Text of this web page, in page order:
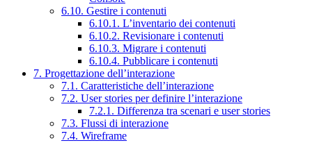
6.10. Gestire i contenuti
6.10.1. L’inventario dei contenuti
6.10.2. Revisionare i contenuti
6.10.3. Migrare i contenuti
6.10.4. Pubblicare i contenuti
7. Progettazione dell’interazione
7.1. Caratteristiche dell’interazione
7.2. User stories per definire l’interazione
7.2.1. Differenza tra scenari e user stories
7.3. Flussi di interazione
7.4. Wireframe